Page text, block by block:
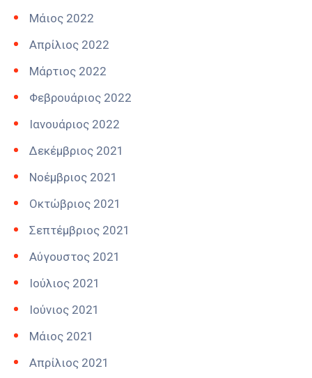
Μάιος 2022
Απρίλιος 2022
Μάρτιος 2022
Φεβρουάριος 2022
Ιανουάριος 2022
Δεκέμβριος 2021
Νοέμβριος 2021
Οκτώβριος 2021
Σεπτέμβριος 2021
Αύγουστος 2021
Ιούλιος 2021
Ιούνιος 2021
Μάιος 2021
Απρίλιος 2021